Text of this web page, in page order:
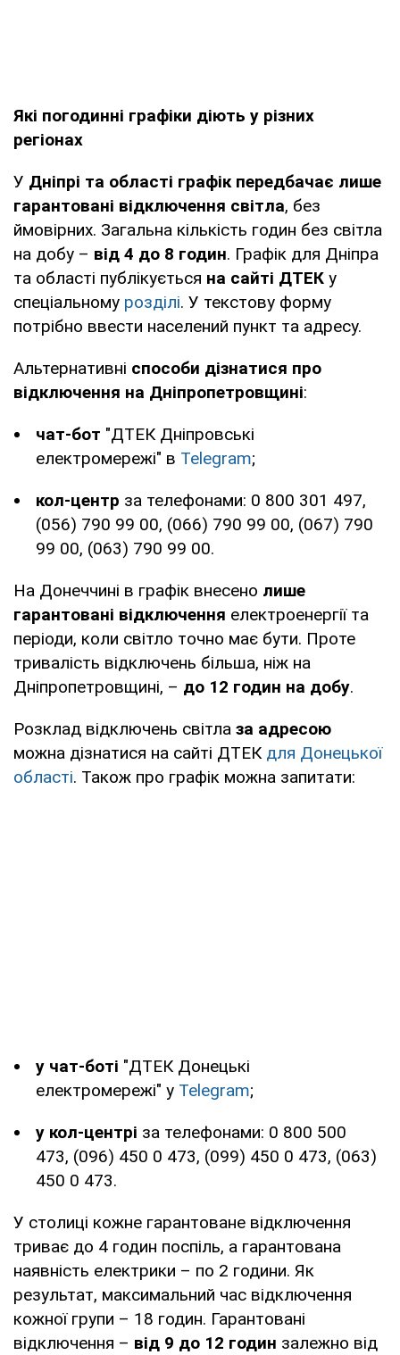
Які погодинні графіки діють у різних
регіонах
У Дніпрі та області графік передбачає лише
гарантовані відключення світла, без
ймовірних. Загальна кількість годин без світла
на добу – від 4 до 8 годин. Графік для Дніпра
та області публікується на сайті ДТЕК у
спеціальному розділі. У текстову форму
потрібно ввести населений пункт та адресу.
Альтернативні способи дізнатися про
відключення на Дніпропетровщині:
чат-бот "ДТЕК Дніпровські
електромережі" в Telegram;
кол-центр за телефонами: 0 800 301 497,
(056) 790 99 00, (066) 790 99 00, (067) 790
99 00, (063) 790 99 00.
На Донеччині в графік внесено лише
гарантовані відключення електроенергії та
періоди, коли світло точно має бути. Проте
тривалість відключень більша, ніж на
Дніпропетровщині, – до 12 годин на добу.
Розклад відключень світла за адресою
можна дізнатися на сайті ДТЕК для Донецької
області. Також про графік можна запитати:
у чат-боті "ДТЕК Донецькі
електромережі" у Telegram;
у кол-центрі за телефонами: 0 800 500
473, (096) 450 0 473, (099) 450 0 473, (063)
450 0 473.
У столиці кожне гарантоване відключення
триває до 4 годин поспіль, а гарантована
наявність електрики – по 2 години. Як
результат, максимальний час відключення
кожної групи – 18 годин. Гарантовані
відключення – від 9 до 12 годин залежно від